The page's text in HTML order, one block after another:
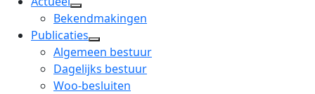
open
dropdown
menu
Bekendmakingen
Publicaties
open
dropdown
menu
Algemeen bestuur
Dagelijks bestuur
Woo-besluiten